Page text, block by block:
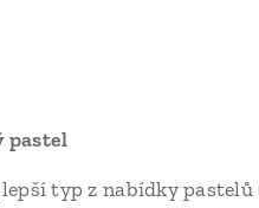
pastel
typ z nabídky